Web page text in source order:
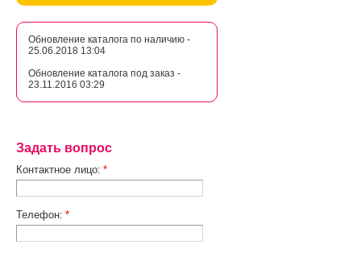
Обновление каталога по наличию -
25.06.2018 13:04
Обновление каталога под заказ -
23.11.2016 03:29
Задать вопрос
Контактное лицо: *
Телефон: *